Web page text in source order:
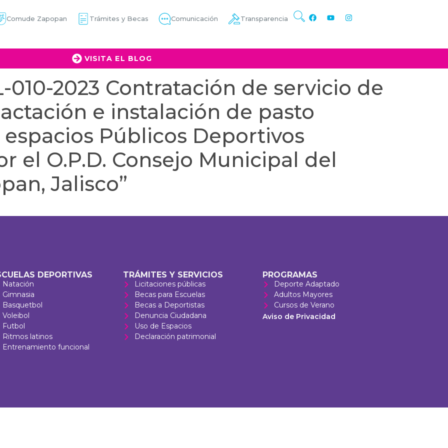
Comude Zapopan Trámites y Becas Comunicación Transparencia
VISITA EL BLOG
010-2023 Contratación de servicio de
e instalación de pasto
Públicos Deportivos
el O.P.D. Consejo Municipal del
Jalisco”
DEPORTIVAS
Natación
Gimnasia
Basquetbol
Voleibol
Futbol
Ritmos latinos
Entrenamiento funcional
TRÁMITES Y SERVICIOS
Licitaciones públicas
Becas para Escuelas
Becas a Deportistas
Denuncia Ciudadana
Uso de Espacios
Declaración patrimonial
PROGRAMAS
Deporte Adaptado
Adultos Mayores
Cursos de Verano
Aviso de Privacidad